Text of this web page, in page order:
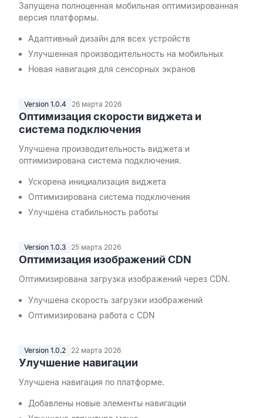
Запущена полноценная мобильная оптимизированная
версия платформы.
Адаптивный дизайн для всех устройств
Улучшенная производительность на мобильных
Новая навигация для сенсорных экранов
Version 1.0.4 26 марта 2026
Оптимизация скорости виджета и
система подключения
Улучшена производительность виджета и
оптимизирована система подключения.
Ускорена инициализация виджета
Оптимизирована система подключения
Улучшена стабильность работы
Version 1.0.3 25 марта 2026
Оптимизация изображений CDN
Оптимизирована загрузка изображений через CDN.
Улучшена скорость загрузки изображений
Оптимизирована работа с CDN
Version 1.0.2 22 марта 2026
Улучшение навигации
Улучшена навигация по платформе.
Добавлены новые элементы навигации